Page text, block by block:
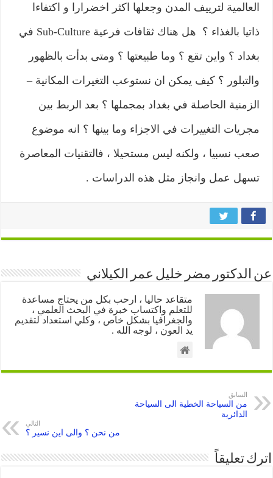
العالمية لترييف المدن وجعلها اكثر اخضرارا و اكتفاءا
ذاتيا بالغذاء ؟ هل هناك ثقافات فرعية Sub-Culture في
بغداد ؟ واين تقع ؟ وما طبيعتها ؟ ومتى بدأت بالظهور
والتبلور ؟ كيف يمكن ان نستوعب التغيرات المكانية –
الزمنية الحاصلة في بغداد بمجملها ؟ بعد الربط بين
مجريات التغييرات في الاجزاء وما بينها ؟ انه موضوع
صعب نسبيا ، ولكنه ليس مستحيلا ، فالتقنيات المعاصرة
تسهل عمل وانجاز مثل هذه الدراسات .
عن الدكتور مضر خليل عمر الكيلاني
متقاعد حاليا ، ارحب بكل من يحتاج مساعدة
للتعلم واكتساب خبرة في البحث العلمي ،
والجغرافيا بشكل خاص ، وكلي استعداد لتقديم
يد العون ، لوجه الله .
السابق
من السياحة الخطية الى السياحة
الدائرية
التالي
من نحن ؟ والى اين نسير ؟
اترك تعليقاً